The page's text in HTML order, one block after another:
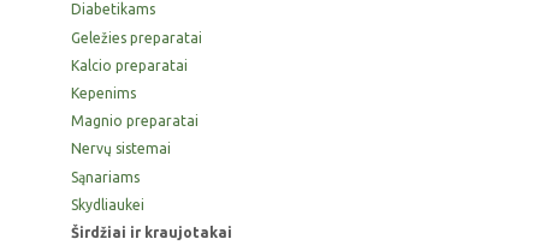
Diabetikams
Geležies preparatai
Kalcio preparatai
Kepenims
Magnio preparatai
Nervų sistemai
Sąnariams
Skydliaukei
Širdžiai ir kraujotakai